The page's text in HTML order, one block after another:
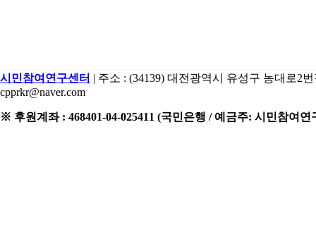
시민참여연구센터 | 주소 : (34139) 대전광역시 유성구 농대로2번
cpprkr@naver.com
※ 후원계좌 : 468401-04-025411 (국민은행 / 예금주: 시민참여연